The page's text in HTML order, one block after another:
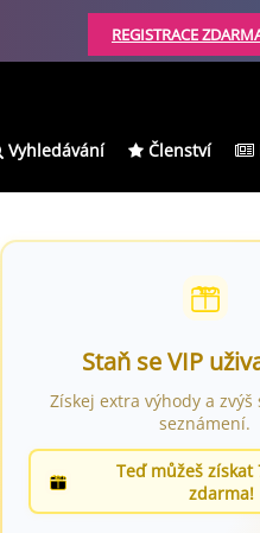
REGISTRACE
Vyhledávání Členství
Staň se VIP
Získej extra výhody a zvýš
seznámení.
Teď můžeš získat
zdarma!